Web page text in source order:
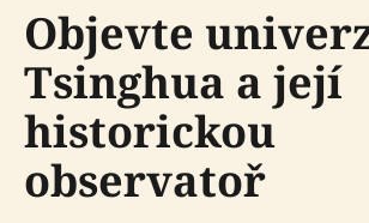
Objevte
Tsinghua a její
historickou
observatoř